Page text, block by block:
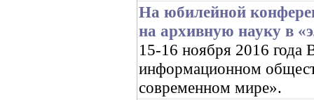
На юбилейной
на архивную науку в
15-16 ноября 2016
информационном
современном мире».